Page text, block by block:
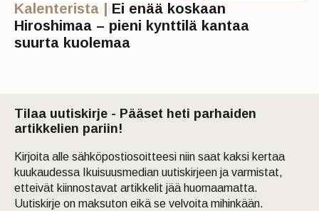
Kalenterista | Ei enää koskaan
Hiroshimaa – pieni kynttilä kantaa
suurta kuolemaa
Tilaa uutiskirje - Pääset heti parhaiden
artikkelien pariin!
Kirjoita alle sähköpostiosoitteesi niin saat kaksi kertaa
kuukaudessa Ikuisuusmedian uutiskirjeen ja varmistat,
etteivät kiinnostavat artikkelit jää huomaamatta.
Uutiskirje on maksuton eikä se velvoita mihinkään.